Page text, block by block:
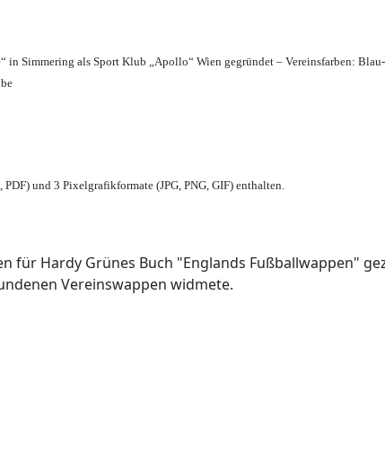
in Simmering als Sport Klub „Apollo“ Wien gegründet – Vereinsfarben:
und 3 Pixelgrafikformate (JPG, PNG, GIF) enthalten.
für Hardy Grünes Buch "Englands Fußballwappen"
Vereinswappen widmete.